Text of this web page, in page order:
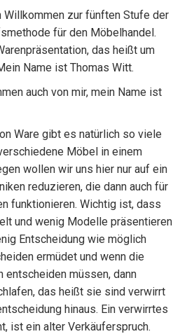
Willkommen zur fünften Stufe der
für den Möbelhandel.
das heißt um
Name ist Thomas Witt.
auch von mir, mein Name ist
Ware gibt es natürlich so viele
Möbel in einem
wollen wir uns hier nur auf ein
reduzieren, die dann auch für
funktionieren. Wichtig ist, dass
und wenig Modelle präsentieren
Entscheidung wie möglich
ermüdet und wenn die
entscheiden müssen, dann
das heißt sie sind verwirrt
hinaus. Ein verwirrtes
ist ein alter Verkäuferspruch.